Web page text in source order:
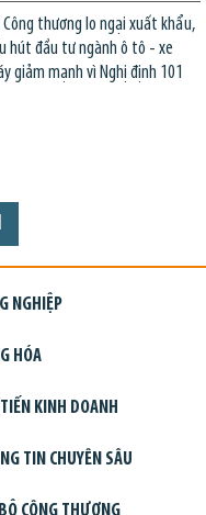
Công thương lo ngại xuất khẩu,
hút đầu tư ngành ô tô - xe
giảm mạnh vì Nghị định 101
NGHIỆP
HÓA
KINH DOANH
TIN CHUYÊN SÂU
CÔNG THƯƠNG